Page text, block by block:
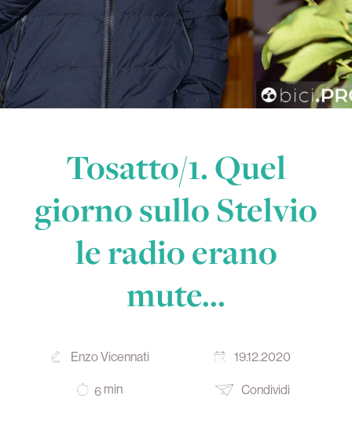
Tosatto/1. Quel
giorno sullo Stelvio
le radio erano
mute…
Enzo Vicennati 19.12.2020
6 min Condividi